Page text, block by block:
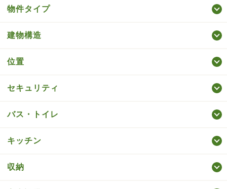
物件タイプ
建物構造
位置
セキュリティ
バス・トイレ
キッチン
収納